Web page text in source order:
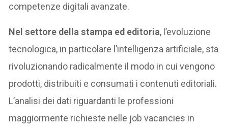
competenze digitali avanzate.
Nel settore della stampa ed editoria, l’evoluzione
tecnologica, in particolare l’intelligenza artificiale, sta
rivoluzionando radicalmente il modo in cui vengono
prodotti, distribuiti e consumati i contenuti editoriali.
L’analisi dei dati riguardanti le professioni
maggiormente richieste nelle job vacancies in